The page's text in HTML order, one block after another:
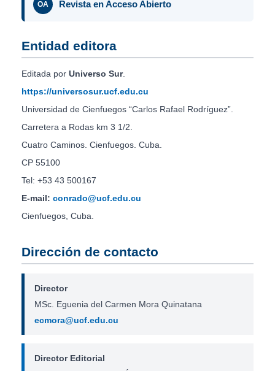
OA Revista en Acceso Abierto
Entidad editora
Editada por Universo Sur.
https://universosur.ucf.edu.cu
Universidad de Cienfuegos “Carlos Rafael Rodríguez”.
Carretera a Rodas km 3 1/2.
Cuatro Caminos. Cienfuegos. Cuba.
CP 55100
Tel: +53 43 500167
E-mail: conrado@ucf.edu.cu
Cienfuegos, Cuba.
Dirección de contacto
Director
MSc. Eguenia del Carmen Mora Quinatana
ecmora@ucf.edu.cu
Director Editorial